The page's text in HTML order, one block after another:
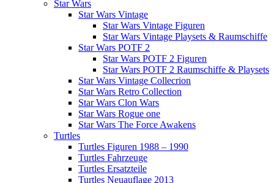
Star Wars
Star Wars Vintage
Star Wars Vintage Figuren
Star Wars Vintage Playsets & Raumschiffe
Star Wars POTF 2
Star Wars POTF 2 Figuren
Star Wars POTF 2 Raumschiffe & Playsets
Star Wars Vintage Collecrion
Star Wars Retro Collection
Star Wars Clon Wars
Star Wars Rogue one
Star Wars The Force Awakens
Turtles
Turtles Figuren 1988 – 1990
Turtles Fahrzeuge
Turtles Ersatzteile
Turtles Neuauflage 2013